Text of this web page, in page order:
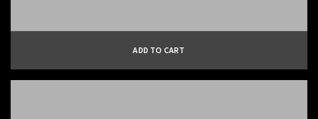
ADD TO CART